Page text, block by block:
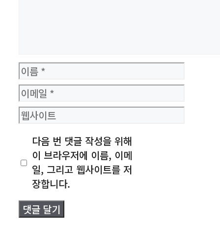
이
름
이
메
일
웹
사
다음 번 댓글 작성을 위해
이 브라우저에 이름, 이메
일, 그리고 웹사이트를 저
장합니다.